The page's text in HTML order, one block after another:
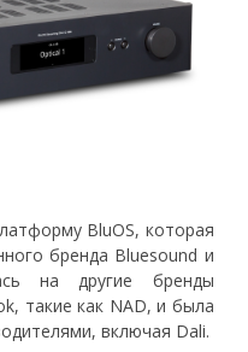
BluOS, которая
бренда Bluesound и
на другие бренды
такие как NAD, и была
включая Dali.